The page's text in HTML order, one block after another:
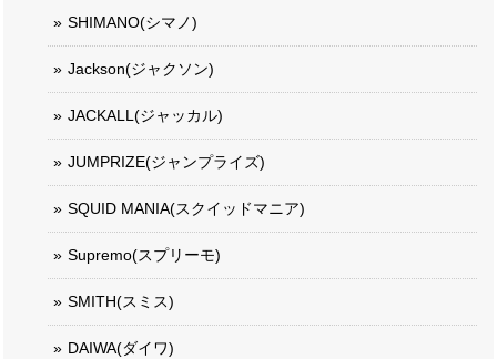
SHIMANO(シマノ)
Jackson(ジャクソン)
JACKALL(ジャッカル)
JUMPRIZE(ジャンプライズ)
SQUID MANIA(スクイッドマニア)
Supremo(スプリーモ)
SMITH(スミス)
DAIWA(ダイワ)